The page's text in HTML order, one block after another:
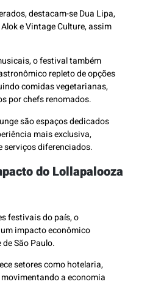
destacam-se Dua Lipa,
e Vintage Culture, assim
o festival também
repleto de opções
comidas vegetarianas,
por chefs renomados.
são espaços dedicados
mais exclusiva,
serviços diferenciados.
do Lollapalooza
festivais do país, o
impacto econômico
São Paulo.
setores como hotelaria,
a economia